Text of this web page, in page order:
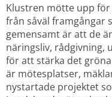
Klustren mötte upp
från såväl framgångar
gemensamt är att de
näringsliv, rådgivning,
för att stärka det
är mötesplatser,
nystartade projektet